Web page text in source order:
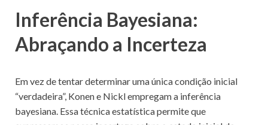
Inferência Bayesiana:
Abraçando a Incerteza
Em vez de tentar determinar uma única condição inicial
“verdadeira”, Konen e Nickl empregam a inferência
bayesiana. Essa técnica estatística permite que